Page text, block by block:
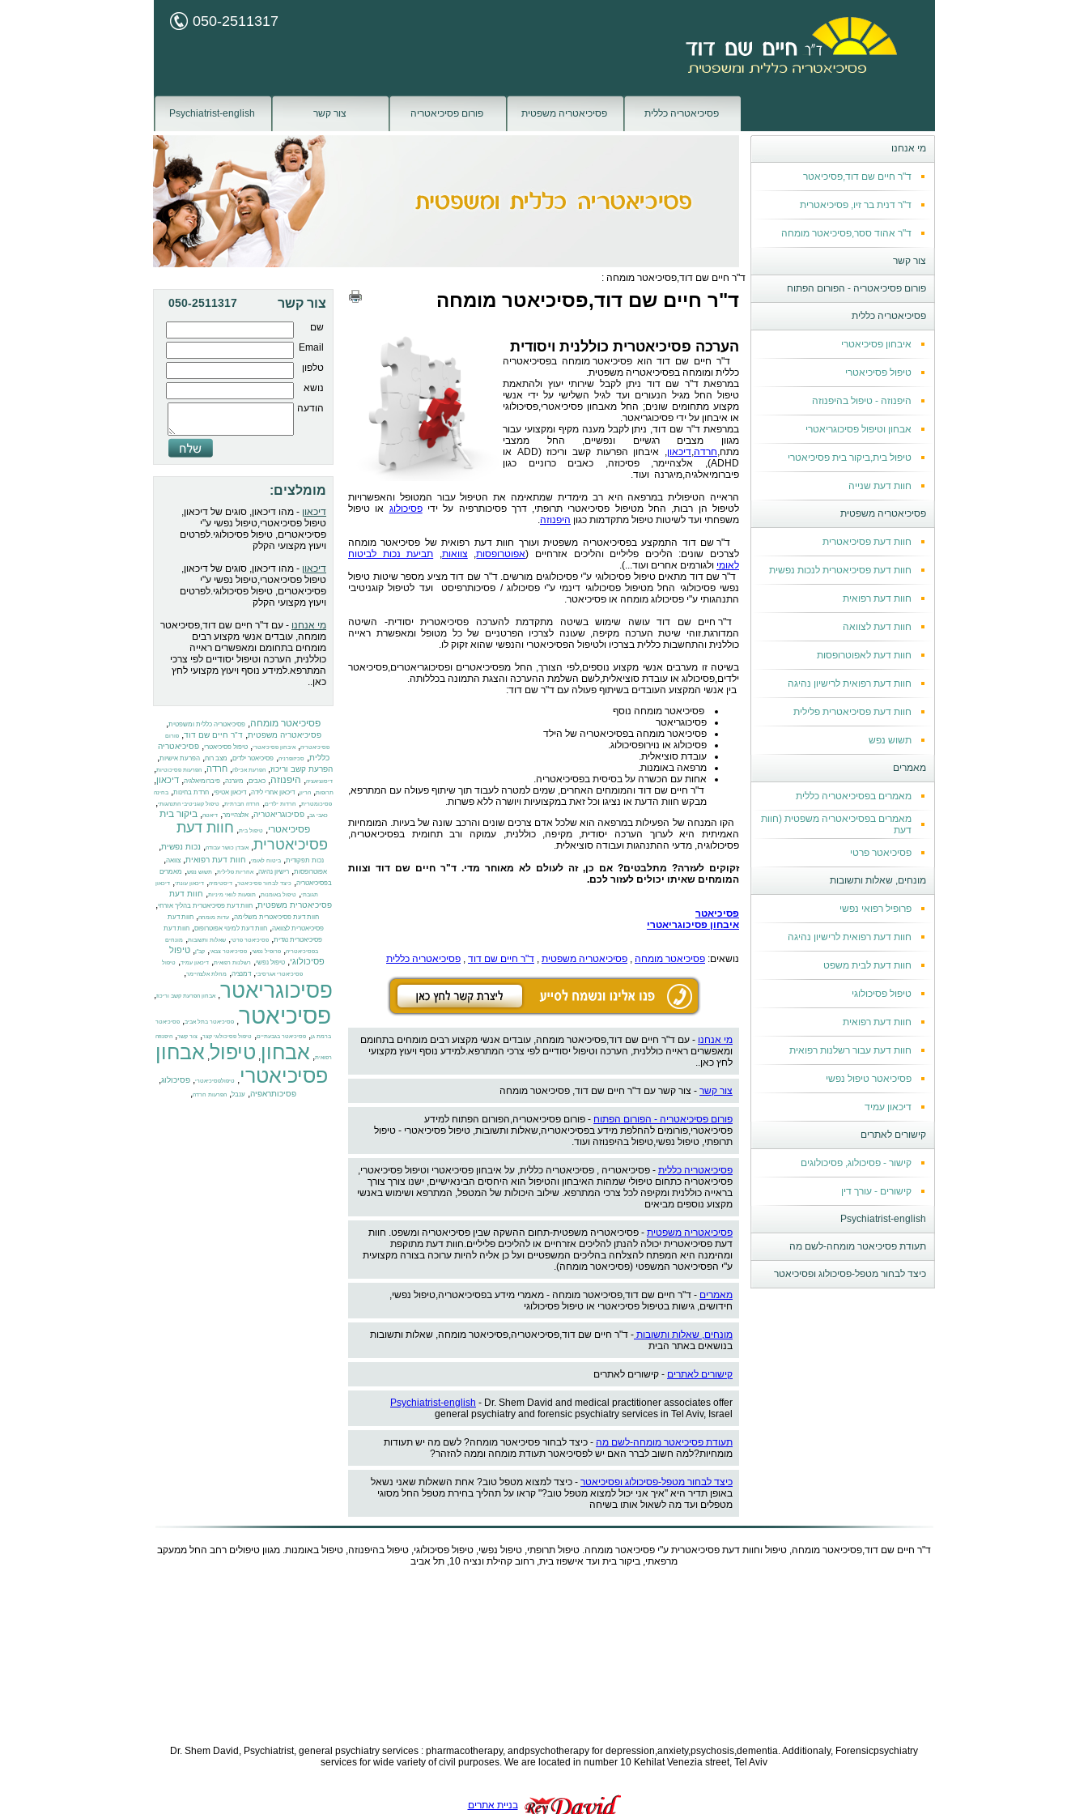
050-2511317
פסיכיאטריה כללית פסיכיאטריה משפטית פורום פסיכיאטריה צור קשר Psychiatrist-english
מי אנחנו
ד"ר חיים שם דוד,פסיכיאטר
ד"ר דנית בר זיו, פסיכיאטרית
ד"ר אהוד ססר,פסיכיאטר מומחה
צור קשר
פורום פסיכיאטריה - הפורום הפתוח
פסיכיאטריה כללית
איבחון פסיכיאטרי
טיפול פסיכיאטרי
היפנוזה - טיפול בהיפנוזה
אבחון וטיפול פסיכוגריאטרי
טיפול בית,ביקור בית פסיכיאטרי
חוות דעת שנייה
פסיכיאטריה משפטית
חוות דעת פסיכיאטרית
חוות דעת פסיכיאטרית לנכות נפשית
חוות דעת רפואית
חוות דעת לצוואה
חוות דעת לאפוטרופסות
חוות דעת רפואית לרישיון נהיגה
חוות דעת פסיכיאטרית פלילית
תשוש נפש
מאמרים
מאמרים בפסיכיאטריה כללית
מאמרים בפסיכיאטריה משפטית (חוות
דעת
פסיכיאטר פרטי
מונחים, שאלות ותשובות
פרופיל רפואי נפשי
חוות דעת רפואית לרישיון נהיגה
חוות דעת לבית משפט
טיפול פסיכולוגי
חוות דעת רפואית
חוות דעת עבור רשלנות רפואית
פסיכיאטר טיפול נפשי
דיכאון עמיד
קישורים לאתרים
קישור - פסיכולוג, פסיכולוגים
קישורים - עורך דין
Psychiatrist-english
תעודת פסיכיאטר מומחה-לשם מה
כיצד לבחור מטפל-פסיכולוג ופסיכיאטר
ד"ר חיים שם דוד,פסיכיאטר מומחה :
ד"ר חיים שם דוד,פסיכיאטר מומחה
הערכה פסיכיאטרית כוללנית ויסודית
ד"ר חיים שם דוד הואפסיכיאטר מומחה בפסיכיאטריה
כללית ומומחה בפסיכיאטריה משפטית.
במרפאת ד"ר שם דוד ניתן לקבל שירותי יעוץ ולהתאמת
טיפול החל מגיל הנעורים ועד לגיל השלישי על ידי אנשי
מקצוע מתחומים שונים; החל מאבחון פסיכיאטרי,פסיכולוגי
או איבחון על ידי פסיכוגריאטר.
במרפאת ד"ר שם דוד, ניתן לקבל מענה מקיף ומקצועי עבור
מגוון מצבים רגשיים ונפשיים, החל ממצבי
מתח,חרדה,דיכאון
, איבחון הפרעות קשב וריכוז (ADD או
ADHD), אלצהיימר, פסיכוזה, כאבים כרוניים כגון
פיברומיאלגיה,מיגרנה ועוד.
הראייה הטיפולית במרפאה היא רב מימדית שמתאימה את הטיפול עבור המטופל והאפשרויות
לטיפול הן רבות, החל מטיפול פסיכיאטרי תרופתי, דרך פסיכותרפיה על ידיפסיכולוג או טיפול
משפחתי ועד לשיטות טיפול מתקדמות כגון היפנוזה.
ד"ר שם דוד התמקצע בפסיכיאטריה משפטית ועורך חוות דעת רפואית של פסיכיאטר מומחה
לצרכים שונים: הליכים פליליים והליכים אזרחיים (אפוטרופסות, צוואות, תביעת נכות לביטוח
לאומי ולגורמים אחרים ועוד...).
ד"ר שם דוד מתאים טיפול פסיכולוגי ע"י פסיכולוגים מורשים. ד"ר שם דוד מציע מספר שיטות טיפול
נפשי פסיכולוגי החל מטיפול פסיכולוגי דינמי ע"י פסיכולוג / פסיכותרפיסט ועד לטיפול קוגניטיבי
התנהגותי ע"י פסיכולוג מומחה או פסיכיאטר.
ד"ר חיים שם דוד עושה שימוש בשיטה מתקדמת להערכה פסיכיאטרית יסודית- השיטה
המדורגת.זוהי שיטת הערכה מקיפה, שעונה לצרכיו הפרטניים של כל מטופל ומאפשרת ראייה
כוללנית והתחשבות כללית בצרכיו ולטיפול הפסיכיאטרי והנפשי שהוא זקוק לו.
בשיטה זו מערבים אנשי מקצוע נוספים,לפי הצורך, החל מפסיכיאטרים ופסיכוגריאטרים,פסיכיאטר
ילדים,פסיכולוג או עובדת סוציאלית,לשם השלמת ההערכה והצגת התמונה בכללותה.
בין אנשי המקצוע העובדים בשיתוף פעולה עם ד"ר שם דוד:
פסיכיאטר מומחה נוסף
פסיכוגריאטר
פסיכיאטר מומחה בפסיכיאטריה של הילד
פסיכולוג או נוירופסיכולוג.
עובדת סוציאלית.
מרפאה באומנות.
אחות עם הכשרה על בסיסית בפסיכיאטריה.
ד"ר חיים שם דוד והמומחים האחרים, שמים למטרה לעבוד תוך שיתוף פעולה עם המתרפא,
מבקש חוות הדעת או נציגו וכל זאת במקצועיות ויושרה ללא פשרות.
הקו המנחה של הפעילות במרפאה הוא שלכל אדם צרכים שונים והרכב שונה של בעיות. המומחיות
האמיתית היא לערוך הערכה יסודית, מקיפה, כוללנית, עמוקה ורב תחומית בפסיכיאטריה,
פסיכולוגיה, מדעי ההתנהגות ועבודה סוציאלית.
זקוקים לעזרה? מתלבטים? אם כן, זה לעולם לא מאוחר מדי. ד"ר חיים שם דוד וצוות
המומחים שאיתו יכולים לעזור לכם.
פסיכיאטר
איבחון פסיכוגריאטרי
נושאים: פסיכיאטר מומחה , פסיכיאטריה משפטית , ד"ר חיים שם דוד , פסיכיאטריה כללית
מי אנחנו - עם ד"ר חיים שם דוד,פסיכיאטר מומחה, עובדים אנשי מקצוע רבים מומחים בתחומם
ומאפשרים ראייה כוללנית, הערכה וטיפול יסודיים לפי צרכי המתרפא.למידע נוסף ויעוץ מקצועי
לחץ כאן..
צור קשר - צור קשר עם ד"ר חיים שם דוד, פסיכיאטר מומחה
פורום פסיכיאטריה - הפורום הפתוח - פורום פסיכיאטריה,הפורום הפתוח למידע
פסיכיאטרי,פורומים להחלפת מידע בפסיכיאטריה,שאלות ותשובות, טיפול פסיכיאטרי - טיפול
תרופתי, טיפול נפשי,טיפול בהיפנוזה ועוד.
פסיכיאטריה כללית - פסיכיאטריה , פסיכיאטריה כללית, על איבחון פסיכיאטרי וטיפול פסיכיאטרי,
פסיכיאטריה כתחום טיפולי שמהות האיבחון והטיפול הוא היחסים הבינאישיים, ישנו צורך צורך
בראייה כוללנית ומקיפה לכל צרכי המתרפא. שילוב היכולות של המטפל, המתרפא ושימוש באנשי
מקצוע נוספים מביאים
פסיכיאטריה משפטית - פסיכיאטריה משפטית-תחום ההשקה שבין פסיכיאטריה ומשפט. חוות
דעת פסיכיאטרית יכולה להנתן להליכים אזרחיים או להליכים פליליים.חוות דעת מתוקפת
ומהימנה היא המפתח להצלחה בהליכים המשפטיים ועל כן אליה להיות ערוכה בצורה מקצועית
ע"י הפסיכיאטר המשפטי (פסיכיאטר מומחה).
מאמרים - ד"ר חיים שם דוד,פסיכיאטר מומחה - מאמרי מידע בפסיכיאטריה,טיפול נפשי,
חידושים, גישות בטיפול פסיכיאטרי או טיפול פסיכולוגי
מונחים, שאלות ותשובות - ד"ר חיים שם דוד,פסיכיאטריה,פסיכיאטר מומחה, שאלות ותשובות
בנושאים באתר הבית
קישורים לאתרים - קישורים לאתרים
Psychiatrist-english - Dr. Shem David and medical practitioner associates offer
general psychiatry and forensic psychiatry services in Tel Aviv, Israel
תעודת פסיכיאטר מומחה-לשם מה - כיצד לבחור פסיכיאטר מומחה? לשם מה יש תעודות
מומחיות?למה חשוב לברר האם יש לפסיכיאטר תעודת מומחה וממה להזהר?
כיצד לבחור מטפל-פסיכולוג ופסיכיאטר - כיצד למצוא מטפל טוב? אחת השאלות שאני נשאל
באופן תדיר היא "איך אני יכול למצוא מטפל טוב?" קראו על תהליך בחירת מטפל החל מסוגי
מטפלים ועד מה לשאול אותו בשיחה
050-2511317 צור קשר
שם
Email
טלפון
נושא
הודעה
מומלצים:
דיכאון - מהו דיכאון, סוגים של דיכאון,
טיפול פסיכיאטרי,טיפול נפשי ע"י
פסיכיאטרים, טיפול פסיכולוגי.לפרטים
ויעוץ מקצועי הקלק
דיכאון - מהו דיכאון, סוגים של דיכאון,
טיפול פסיכיאטרי,טיפול נפשי ע"י
פסיכיאטרים, טיפול פסיכולוגי.לפרטים
ויעוץ מקצועי הקלק
מי אנחנו - עם ד"ר חיים שם דוד,פסיכיאטר
מומחה, עובדים אנשי מקצוע רבים
מומחים בתחומם ומאפשרים ראייה
כוללנית, הערכה וטיפול יסודיים לפי צרכי
המתרפא.למידע נוסף ויעוץ מקצועי לחץ
כאן..
פסיכיאטר מומחה, פסיכיאטריה כללית ומשפטית,
פסיכיאטריה משפטית, ד"ר חיים שם דוד, פורום
פסיכיאטריה,איבחון פסיכיאטרי,טיפול פסיכיאטרי,פסיכיאטריה
כללית, סכיזופרניה, פסיכיאטר ילדים, מצב רוח, הפרעת אישיות,
הפרעת קשב וריכוז, הפרעת אכילה, חרדה, הפרעות פסיכוטיות,
דיסוציאציה, היפנוזה, כאבים, מיגרנה, פיברומיאלגיה, דיכאון,
תרופות,הריון,דיכאון אחרי לידה,דיכאון אטיפי,חרדת בחינות,בחינה
פסיכומטרית, חרדות ילדים, חרדה חברתית,טיפול קוגניטיבי התנהגותי,
כאבי גב,פסיכוגריאטריה,אלצהיימר,דיאטה,ביקור בית
פסיכיאטרי, טיפול בית, חוות דעת
פסיכיאטרית, אובדן כושר עבודה, נכות נפשית,
נכות תפקודית,ביטוח לאומי, חוות דעת רפואית,צוואה,
אפוטרופסות, רישיון נהיגה, אחריות פלילית, תשוש נפש, מאמרים
בפסיכיאטריה,כיצד לבחור פסיכיאטר,דיסטימיה,דיכאון עונתי,דיכאון
תגובתי,טיפול באומנות,תופעות לוואי מיניות, חוות דעת
פסיכיאטרית משפטית,חוות דעת פסיכיאטרית בהליך אזרחי,
חוות דעת פסיכיאטרית משלימה, עדות מומחה, חוות דעת
פסיכיאטרית לצוואה,חוות דעת למינוי אפוטרופוס,חוות דעת
פסיכיאטרית נגדית,פסיכיאטר פרטי,שאלות ותשובות,מונחים
בפסיכיאטריה,פרופיל נפשי,פסיכיאטר צבאי,קב"ן,טיפול
פסיכולוגי, טיפול נפשי, רשלנות רפואית, דיכאון עמיד, טיפול
פסיכיאטרי אגרסיבי,דמנציה, מחלת אלצהיימר,
פסיכוגריאטר, אבחון הפרעת קשב וריכוז,
פסיכיאטר, פסיכיאטר בתל אביב, פסיכיאטר
ברמת גן, פסיכיאטר בגבעתיים, טיפול פסיכולוגי קצר, צור קשר, היפנוזה
רפואית, אבחון, טיפול, אבחון
פסיכיאטרי, טיפולפסיכיאטרי, פסיכולוג,
פסיכותראפיה, ענבל, הפרעות חרדה,
ד"ר חיים שם דוד,פסיכיאטר מומחה, טיפול וחוות דעת פסיכיאטרית ע"י פסיכיאטר מומחה. טיפול תרופתי, טיפול נפשי, טיפול פסיכולוגי, טיפול בהיפנוזה, טיפול באומנות. מגוון טיפולים רחב החל ממעקב
מרפאתי, ביקור בית ועד אישפוז בית, רחוב קהילת ונציה 10, תל אביב
Dr. Shem David, Psychiatrist, general psychiatry services : pharmacotherapy, andpsychotherapy for depression,anxiety,psychosis,dementia. Additionaly, Forensicpsychiatry
services for wide variety of civil purposes. We are located in number 10 Kehilat Venezia street, Tel Aviv
בניית אתרים